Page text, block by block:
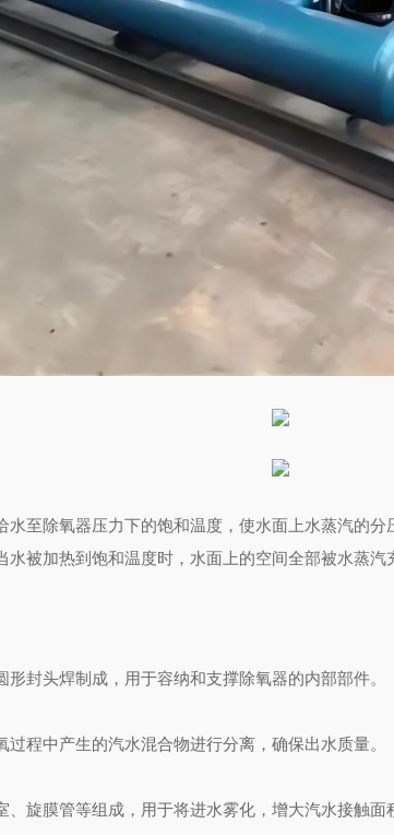
水至除氧器压力下的饱和温度，使水面上水蒸汽的
水被加热到饱和温度时，水面上的空间全部被水蒸
形封头焊制成，用于容纳和支撑除氧器的内部部件。
过程中产生的汽水混合物进行分离，确保出水质量。
、旋膜管等组成，用于将进水雾化，增大汽水接触面